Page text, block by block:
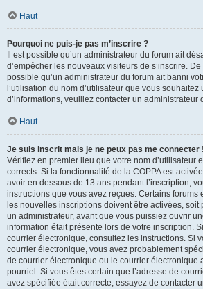
Haut
Pourquoi ne puis-je pas m’inscrire ?
Il est possible qu’un administrateur du forum ait
d’empêcher les nouveaux visiteurs de s’inscrire.
possible qu’un administrateur du forum ait banni
l’utilisation du nom d’utilisateur que vous souhaitez
d’informations, veuillez contacter un administrateur
Haut
Je suis inscrit mais je ne peux pas me connecter !
Vérifiez en premier lieu que votre nom d’utilisateur
corrects. Si la fonctionnalité de la COPPA est
avoir en dessous de 13 ans pendant l’inscription,
instructions que vous avez reçues. Certains forums
les nouvelles inscriptions doivent être activées, soit
un administrateur, avant que vous puissiez ouvrir
information était présente lors de votre inscription.
courrier électronique, consultez les instructions. Si
courrier électronique, vous avez probablement
de courrier électronique ou le courrier électronique
pourriel. Si vous êtes certain que l’adresse de
avez spécifiée était correcte, essayez de contacter